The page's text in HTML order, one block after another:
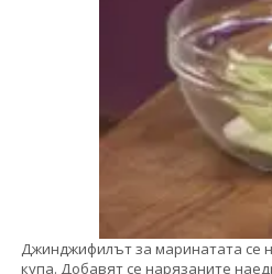
Джинджифилът за маринатата се
купа. Добавят се нарязаните